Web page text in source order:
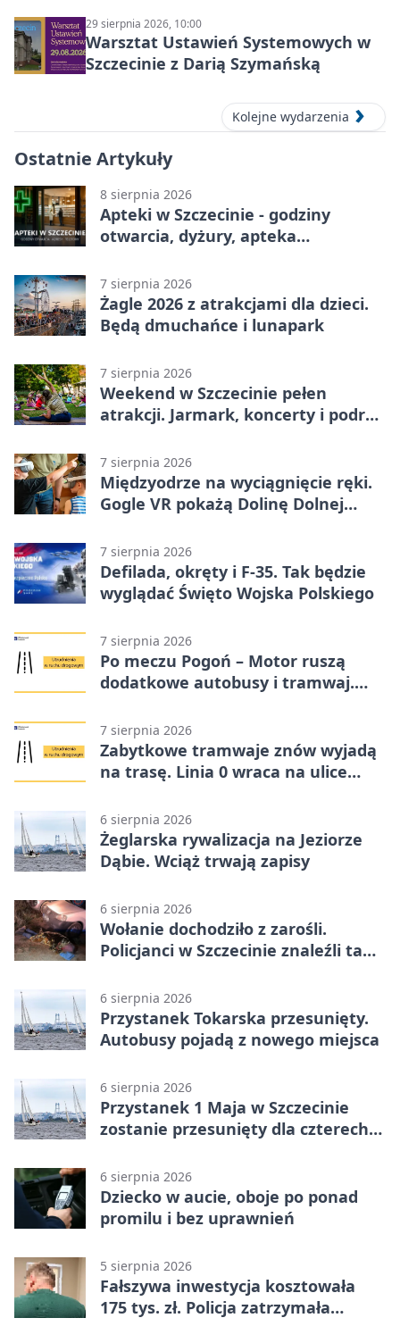
29 sierpnia 2026, 10:00
Warsztat Ustawień Systemowych w
Szczecinie z Darią Szymańską
Kolejne wydarzenia
Ostatnie Artykuły
8 sierpnia 2026
Apteki w Szczecinie - godziny
otwarcia, dyżury, apteka
7 sierpnia 2026
Żagle 2026 z atrakcjami dla dzieci.
Będą dmuchańce i lunapark
7 sierpnia 2026
Weekend w Szczecinie pełen
atrakcji. Jarmark, koncerty i podróż
7 sierpnia 2026
Międzyodrze na wyciągnięcie ręki.
Gogle VR pokażą Dolinę Dolnej
7 sierpnia 2026
Defilada, okręty i F-35. Tak będzie
wyglądać Święto Wojska Polskiego
7 sierpnia 2026
Po meczu Pogoń – Motor ruszą
dodatkowe autobusy i tramwaj.
7 sierpnia 2026
Zabytkowe tramwaje znów wyjadą
na trasę. Linia 0 wraca na ulice
6 sierpnia 2026
Żeglarska rywalizacja na Jeziorze
Dąbie. Wciąż trwają zapisy
6 sierpnia 2026
Wołanie dochodziło z zarośli.
Policjanci w Szczecinie znaleźli tam
6 sierpnia 2026
Przystanek Tokarska przesunięty.
Autobusy pojadą z nowego miejsca
6 sierpnia 2026
Przystanek 1 Maja w Szczecinie
zostanie przesunięty dla czterech
6 sierpnia 2026
Dziecko w aucie, oboje po ponad
promilu i bez uprawnień
5 sierpnia 2026
Fałszywa inwestycja kosztowała
175 tys. zł. Policja zatrzymała